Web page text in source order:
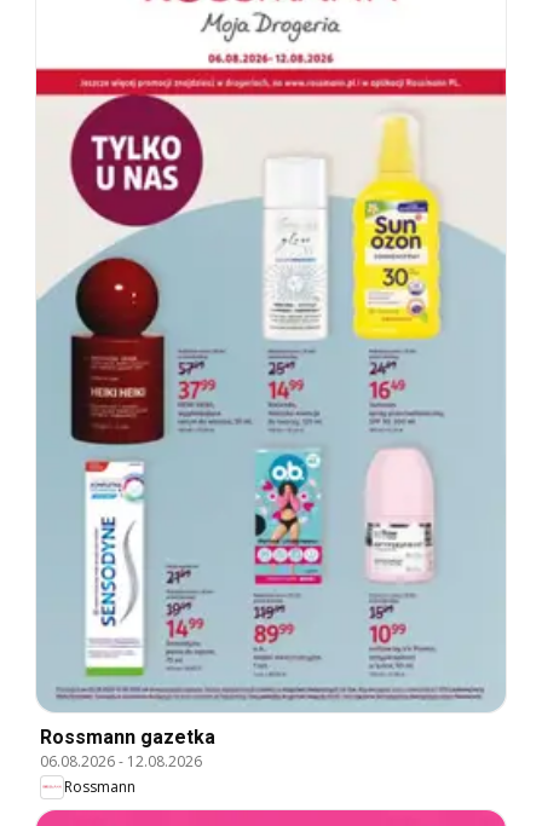
Rossmann gazetka
06.08.2026- 12.08.2026
Rossmann